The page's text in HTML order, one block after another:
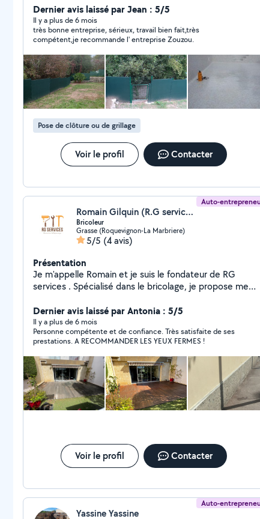
Dernier avis laissé par Jean : 5/5
Il y a plus de 6 mois
très bonne entreprise, sérieux, travail bien fait,très
compétent,je recommande l' entreprise Zouzou.
Pose de clôture ou de grillage
Voir le profil Contacter
Auto-
Romain Gilquin (R.G services)
Bricoleur
Grasse (Roquevignon-La Marbriere)
5/5 (4 avis)
Présentation
Je m'appelle Romain et je suis le fondateur de RG
services . Spécialisé dans le bricolage, je propose mes
de meubles, réparations, installations, petits travaux de
rénovation et bien plus encore. Avec mon expertise et
mon savoir-faire, je vous garantis un travail soigné,
rapide et efficace. Que vous soyez un particulier ou un
professionnel, je suis à votre disposition pour vous
apporter des solutions adaptées à vos besoins.
N'hésitez pas à me contacter pour un devis ou pour
discuter de votre
Dernier avis laissé par Antonia : 5/5
Il y a plus de 6 mois
Personne compétente et de confiance. Très satisfaite de ses
prestations. A RECOMMANDER LES YEUX FERMES !
Voir le profil Contacter
Auto-
Yassine Yassine